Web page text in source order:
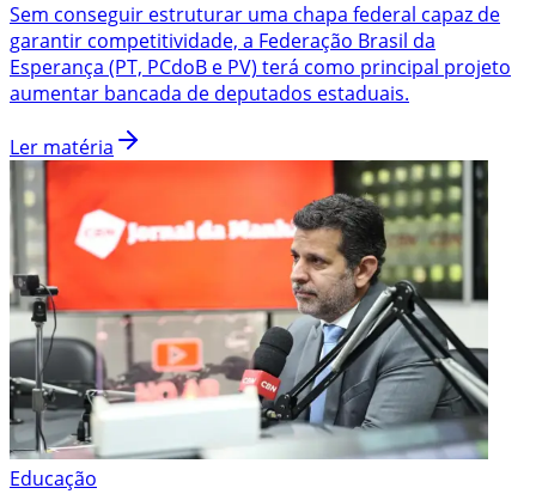
Sem conseguir estruturar uma chapa federal capaz de
garantir competitividade, a Federação Brasil da
Esperança (PT, PCdoB e PV) terá como principal projeto
aumentar bancada de deputados estaduais.
Ler matéria
Educação